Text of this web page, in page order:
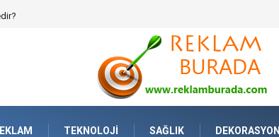
Yaşamda Sanatla Gelen Dinginlik
TEKNOLOJI SAĞLIK DEKORASYON